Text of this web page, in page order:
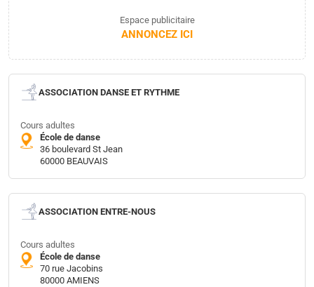
Espace publicitaire
ANNONCEZ ICI
ASSOCIATION DANSE ET RYTHME
Cours adultes
École de danse
36 boulevard St Jean
60000 BEAUVAIS
ASSOCIATION ENTRE-NOUS
Cours adultes
École de danse
70 rue Jacobins
80000 AMIENS